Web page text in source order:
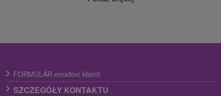
FORMULÁR emailoví klienti
SZCZEGÓŁY KONTAKTU